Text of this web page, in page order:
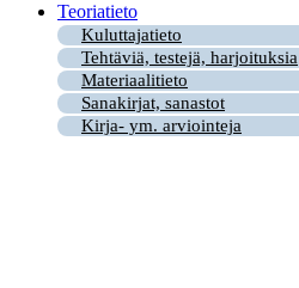
Teoriatieto
Kuluttajatieto
Tehtäviä, testejä, harjoituksia
Materiaalitieto
Sanakirjat, sanastot
Kirja- ym. arviointeja